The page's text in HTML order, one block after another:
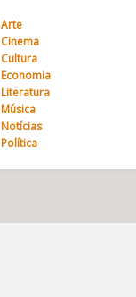
Arte
Cinema
Cultura
Economia
Literatura
Música
Notícias
Política